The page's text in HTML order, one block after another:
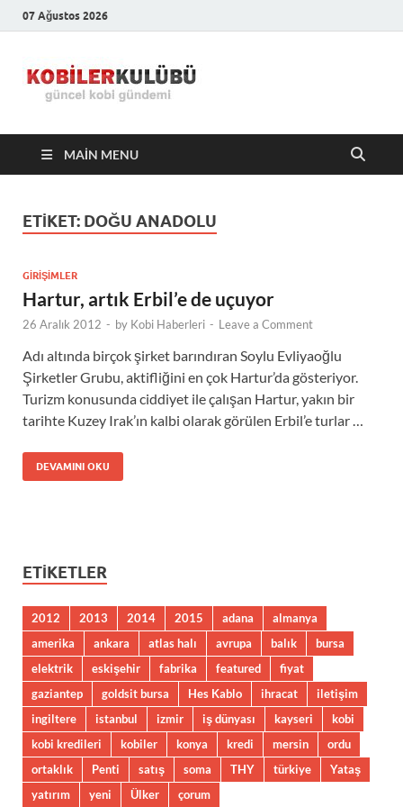
07 Ağustos 2026
Kulübü –
En Güncel
MAIN MENU
ETIKET: DOĞU ANADOLU
GIRIŞIMLER
Hartur, artık Erbil’e de uçuyor
26 Aralık 2012 - by Kobi Haberleri - Leave a Comment
Adı altında birçok şirket barındıran Soylu Evliyaoğlu
Şirketler Grubu, aktifliğini en çok Hartur’da gösteriyor.
Turizm konusunda ciddiyet ile çalışan Hartur, yakın bir
tarihte Kuzey Irak’ın kalbi olarak görülen Erbil’e turlar …
DEVAMINI OKU
ETIKETLER
2012 2013 2014 2015 adana
almanya
amerika
ankara atlas halı avrupa balık
bursa
elektrik
eskişehir fabrika featured
fiyat
gaziantep
goldsit bursa Hes Kablo ihracat
iletişim
ingiltere
istanbul izmir iş dünyası kayseri
kobi
kobi kredileri
kobiler konya kredi mersin
ordu
ortaklık
Penti satış soma THY türkiye
Yataş
yatırım
yeni Ülker çorum